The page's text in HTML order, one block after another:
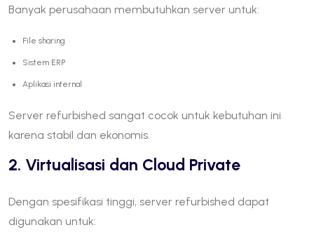
Banyak perusahaan membutuhkan server untuk:
File sharing
Sistem ERP
Aplikasi internal
Server refurbished sangat cocok untuk kebutuhan ini
karena stabil dan ekonomis.
2. Virtualisasi dan Cloud Private
Dengan spesifikasi tinggi, server refurbished dapat
digunakan untuk: